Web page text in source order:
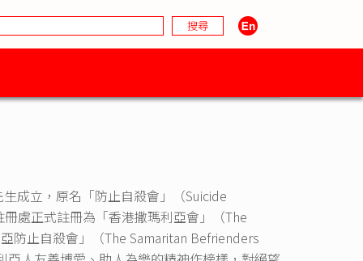
成立，原名「防止自殺會」（Suicide
處正式註冊為「香港撒瑪利亞會」（The
防止自殺會」（The Samaritan Befrienders